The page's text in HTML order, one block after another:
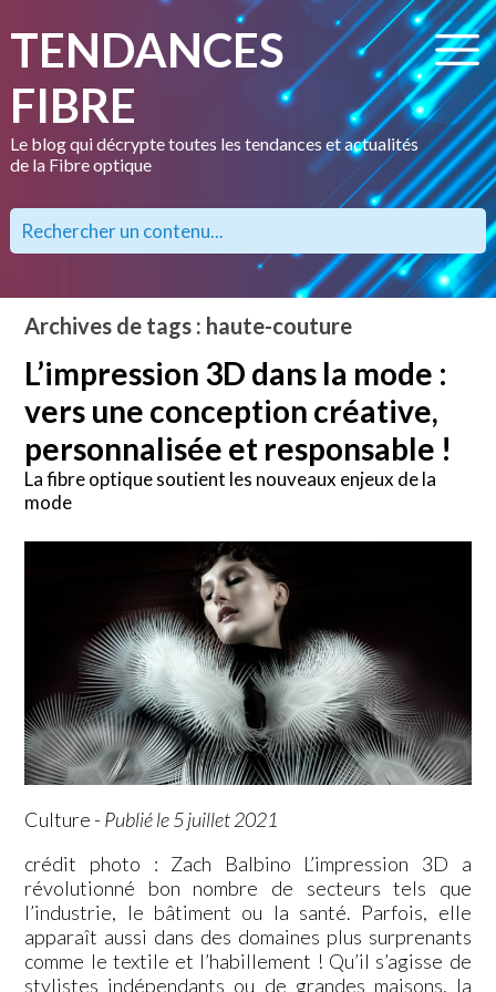
TENDANCES
FIBRE
Le blog qui décrypte toutes les tendances et actualités
de la Fibre optique
Archives de tags : haute-couture
L’impression 3D dans la mode :
vers une conception créative,
personnalisée et responsable !
La fibre optique soutient les nouveaux enjeux de la
mode
Culture - Publié le 5 juillet 2021
crédit photo : Zach Balbino L’impression 3D a
révolutionné bon nombre de secteurs tels que
l’industrie, le bâtiment ou la santé. Parfois, elle
apparaît aussi dans des domaines plus surprenants
comme le textile et l’habillement ! Qu’il s’agisse de
stylistes indépendants ou de grandes maisons, la